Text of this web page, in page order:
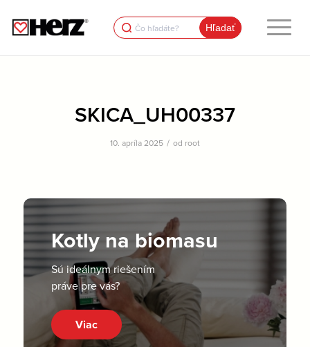
Search
for:
SKICA_UH00337
10. apríla 2025 / od root
Kotly na biomasu
Sú ideálnym riešením
práve pre vás?
Viac